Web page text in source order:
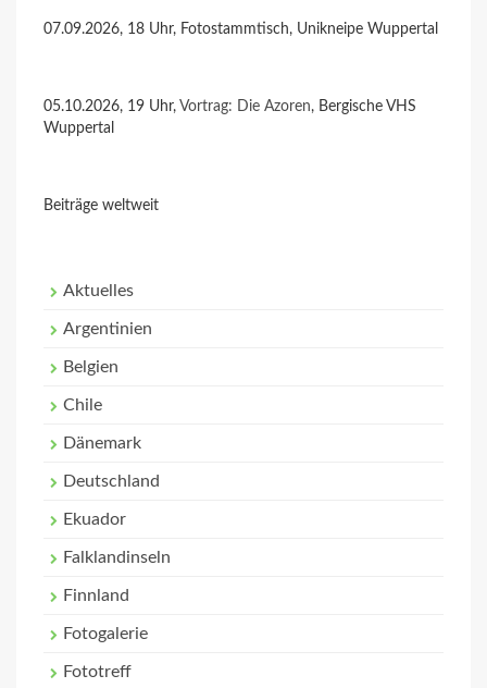
07.09.2026, 18 Uhr, Fotostammtisch, Unikneipe Wuppertal
05.10.2026, 19 Uhr, Vortrag: Die Azoren, Bergische VHS
Wuppertal
Beiträge weltweit
Aktuelles
Argentinien
Belgien
Chile
Dänemark
Deutschland
Ekuador
Falklandinseln
Finnland
Fotogalerie
Fototreff